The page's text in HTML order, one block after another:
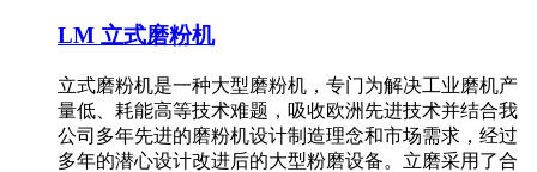
LM 立式磨粉机
立式磨粉机是一种大型磨粉机，专门为解决工业磨机产
量低、耗能高等技术难题，吸收欧洲先进技术并结合我
公司多年先进的磨粉机设计制造理念和市场需求，经过
多年的潜心设计改进后的大型粉磨设备。立磨采用了合